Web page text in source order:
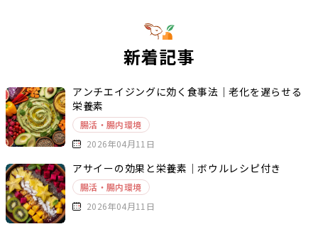
新着記事
アンチエイジングに効く食事法｜老化を遅らせる
栄養素
腸活・腸内環境
2026年04月11日
アサイーの効果と栄養素｜ボウルレシピ付き
腸活・腸内環境
2026年04月11日